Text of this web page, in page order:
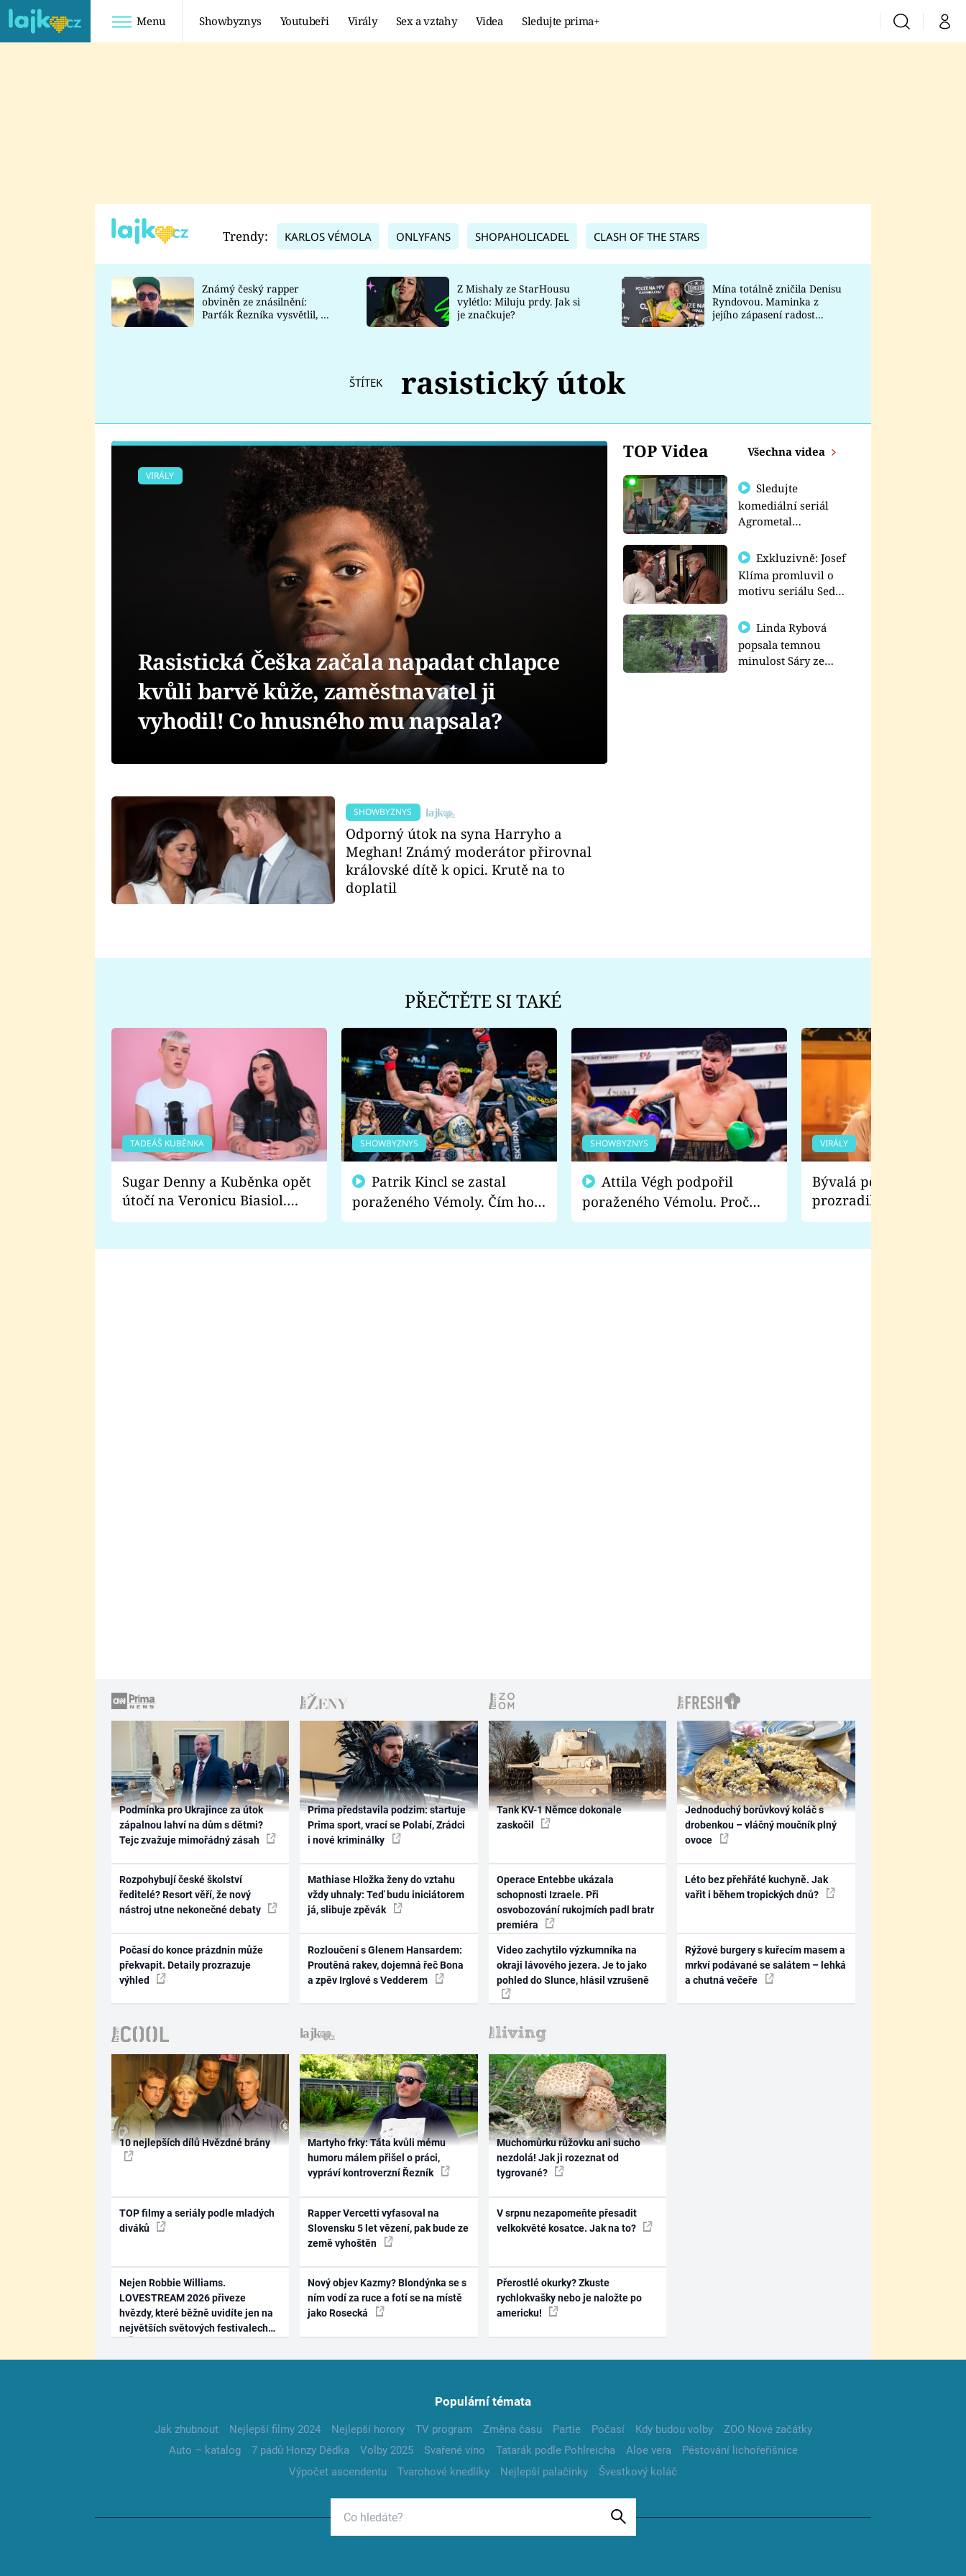
Menu Showbyznys Youtubeři Virály Sex a vztahy Videa Sledujte prima+ VyhledáváníMůj
TADEÁŠ KUBĚNKA
DATEL
Prima Lajk
Sledujte nás
Trendy: KARLOS VÉMOLA ONLYFANS SHOPAHOLICADEL CLASH OF THE STARS
Známý český rapper
obviněn ze znásilnění:
Parťák Řezníka vysvětlil, co
Z Mishaly ze StarHousu
vylétlo: Miluju prdy. Jak si
je značkuje?
Mína totálně zničila Denisu
Ryndovou. Maminka z
jejího zápasení radost
ŠTÍTEK rasistický útok
TOP Videa Všechna videa
Sledujte
komediální seriál
Agrometal
prima+
Exkluzivně: Josef
Klíma promluvil o
motivu seriálu Sedm
Linda Rybová
popsala temnou
minulost Sáry ze
VIRÁLY
Rasistická Češka začala napadat chlapce
kvůli barvě kůže, zaměstnavatel ji
vyhodil! Co hnusného mu napsala?
SHOWBYZNYS
Odporný útok na syna Harryho a
Meghan! Známý moderátor přirovnal
královské dítě k opici. Krutě na to
doplatil
PŘEČTĚTE SI TAKÉ
TADEÁŠ KUBĚNKA
Sugar Denny a Kuběnka opět
útočí na Veronicu Biasiol.
Proč je podle nich falešná a
SHOWBYZNYS
poraženého Vémoly. Čím ho
fanoušci naštvali?
SHOWBYZNYS
poraženého Vémolu. Proč
chce raději zápasit s ním než
VIRÁLY
Bývalá pornoherečka
prozradila, co ji
natáčení Euforie.
Podmínka pro Ukrajince za útok
zápalnou lahví na dům s dětmi?
Tejc zvažuje mimořádný zásah
Rozpohybují české školství
ředitelé? Resort věří, že nový
nástroj utne nekonečné debaty
Počasí do konce prázdnin může
překvapit. Detaily prozrazuje
výhled
Prima představila podzim: startuje
Prima sport, vrací se Polabí, Zrádci
i nové kriminálky
Mathiase Hložka ženy do vztahu
vždy uhnaly: Teď budu iniciátorem
já, slibuje zpěvák
Rozloučení s Glenem Hansardem:
Proutěná rakev, dojemná řeč Bona
a zpěv Irglové s Vedderem
Tank KV-1 Němce dokonale
zaskočil
Operace Entebbe ukázala
schopnosti Izraele. Při
osvobozování rukojmích padl bratr
premiéra
Video zachytilo výzkumníka na
okraji lávového jezera. Je to jako
pohled do Slunce, hlásil vzrušeně
Jednoduchý borůvkový koláč s
drobenkou – vláčný moučník plný
ovoce
Léto bez přehřáté kuchyně. Jak
vařit i během tropických dnů?
Rýžové burgery s kuřecím masem a
mrkví podávané se salátem – lehká
a chutná večeře
10 nejlepších dílů Hvězdné brány
TOP filmy a seriály podle mladých
diváků
Nejen Robbie Williams.
LOVESTREAM 2026 přiveze
hvězdy, které běžně uvidíte jen na
největších světových festivalech
Martyho frky: Táta kvůli mému
humoru málem přišel o práci,
vypráví kontroverzní Řezník
Rapper Vercetti vyfasoval na
Slovensku 5 let vězení, pak bude ze
země vyhoštěn
Nový objev Kazmy? Blondýnka se s
ním vodí za ruce a fotí se na místě
jako Rosecká
Muchomůrku růžovku ani sucho
nezdolá! Jak ji rozeznat od
tygrované?
V srpnu nezapomeňte přesadit
velkokvěté kosatce. Jak na to?
Přerostlé okurky? Zkuste
rychlokvašky nebo je naložte po
americku!
Populární témata
Jak zhubnout Nejlepší filmy 2024 Nejlepší horory TV program Změna času Partie Počasí Kdy budou volby
ZOO Nové začátky
Auto – katalog
7 pádů Honzy Dědka Volby 2025 Svařené víno Tatarák podle Pohlreicha Aloe vera
Pěstování lichořeřišnice
Výpočet ascendentu
Tvarohové knedlíky Nejlepší palačinky Švestkový koláč